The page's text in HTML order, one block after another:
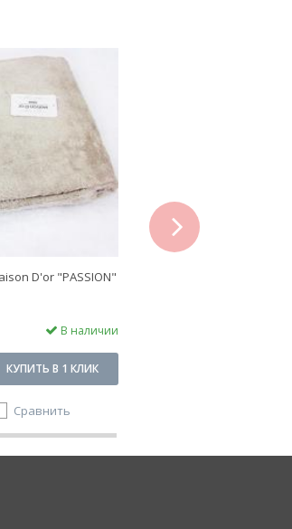
D'or "PASSION"
В наличии
КУПИТЬ В 1 КЛИК
Сравнить
next